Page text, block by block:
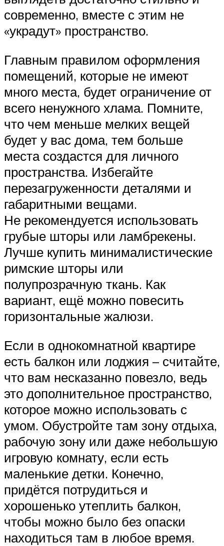
современно, вместе с этим не
«украдут» пространство.
Главным правилом оформления
помещений, которые не имеют
много места, будет ограничение от
всего ненужного хлама. Помните,
что чем меньше мелких вещей
будет у вас дома, тем больше
места создастся для личного
пространства. Избегайте
перезагруженности деталями и
габаритными вещами.
Не рекомендуется использовать
грубые шторы или ламбрекены.
Лучше купить минималистические
римские шторы или
полупрозрачную ткань. Как
вариант, ещё можно повесить
горизонтальные жалюзи.
Если в однокомнатной квартире
есть балкон или лоджия – считайте,
что вам несказанно повезло, ведь
это дополнительное пространство,
которое можно использовать с
умом. Обустройте там зону отдыха,
рабочую зону или даже небольшую
игровую комнату, если есть
маленькие детки. Конечно,
придётся потрудиться и
хорошенько утеплить балкон,
чтобы можно было без опаски
находиться там в любое время.